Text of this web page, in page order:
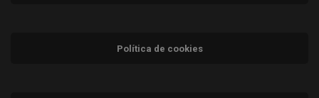
Política de cookies